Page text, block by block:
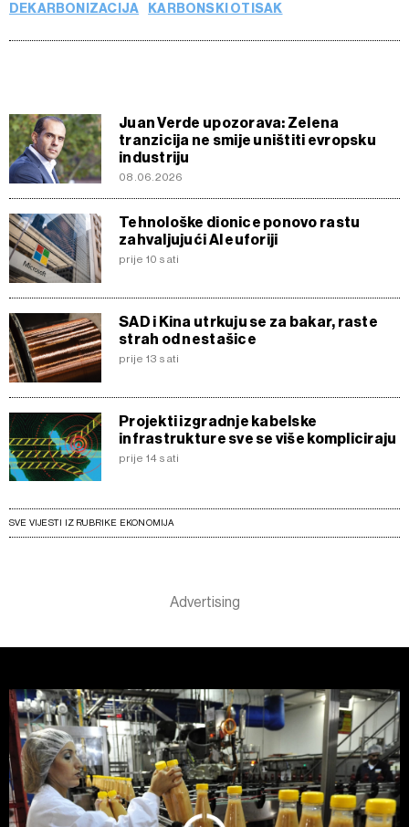
DEKARBONIZACIJA
KARBONSKI OTISAK
Juan Verde upozorava: Zelena
tranzicija ne smije uništiti evropsku
industriju
08.06.2026
Tehnološke dionice ponovo rastu
zahvaljujući AI euforiji
prije 10 sati
SAD i Kina utrkuju se za bakar, raste
strah od nestašice
prije 13 sati
Projekti izgradnje kabelske
infrastrukture sve se više kompliciraju
prije 14 sati
SVE VIJESTI IZ RUBRIKE EKONOMIJA